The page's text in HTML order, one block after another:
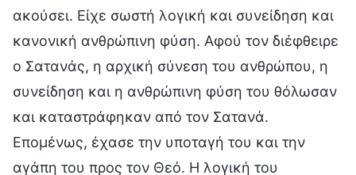
ακούσει. Είχε σωστή λογική και συνείδηση και
κανονική ανθρώπινη φύση. Αφού τον διέφθειρε
ο Σατανάς, η αρχική σύνεση του ανθρώπου, η
συνείδηση και η ανθρώπινη φύση του θόλωσαν
και καταστράφηκαν από τον Σατανά.
Επομένως, έχασε την υποταγή του και την
αγάπη του προς τον Θεό. Η λογική του